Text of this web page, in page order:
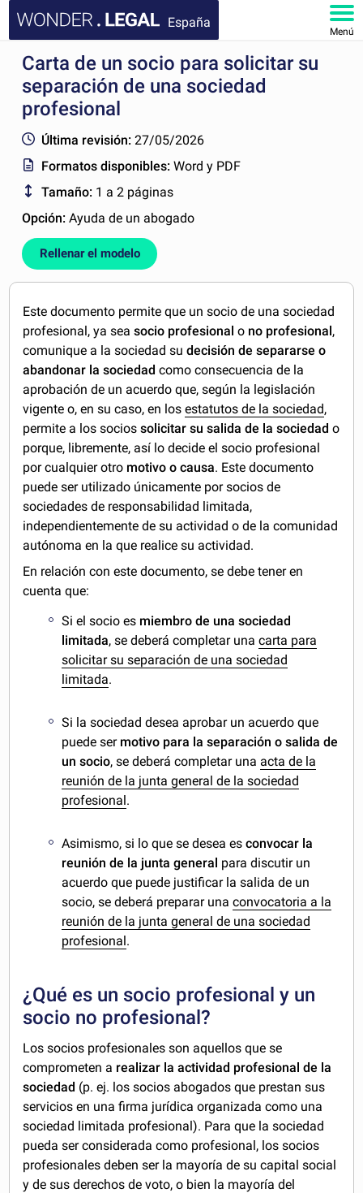
España
Menú
INICIO
DOCUMENTOS
FAQ
MI CUENTA
Carta de un socio para solicitar su
separación de una sociedad
profesional
Última revisión: 27/05/2026
Formatos disponibles:Word y PDF
Tamaño: 1 a 2 páginas
Opción:Ayuda de un abogado
Rellenar el modelo
Este documento permite que un socio de una sociedad
profesional, ya seasocio profesionalo no profesional ,
comunique a la sociedad sudecisión de separarse o
abandonar la sociedad como consecuencia de la
aprobación de un acuerdo que, según la legislación
vigente o, en su caso, en losestatutos de la sociedad,
permite a los socios solicitar su salida de la sociedad o
porque, libremente, así lo decide el socio profesional
por cualquier otro motivo o causa. Este documento
puede ser utilizado únicamente por socios de
sociedades de responsabilidad limitada,
independientemente de su actividad o de la comunidad
autónoma en la que realice su actividad.
En relación con este documento, se debe tener en
cuenta que:
Si el socio es miembro de una sociedad
limitada, se deberá completar unacarta para
solicitar su separación de una sociedad
limitada.
Si la sociedad desea aprobar un acuerdo que
puede ser motivo para la separación o salida de
un socio, se deberá completar una acta de la
reunión de la junta general de la sociedad
profesional.
Asimismo, si lo que se desea esconvocar la
reunión de la junta general para discutir un
acuerdo que puede justificar la salida de un
socio, se deberá preparar unaconvocatoria a la
reunión de la junta general de una sociedad
profesional.
¿Qué es un socio profesional y un
socio no profesional?
Los socios profesionales son aquellos que se
comprometen a realizar la actividad profesional de la
sociedad (p. ej. los socios abogados que prestan sus
servicios en una firma jurídica organizada como una
sociedad limitada profesional). Para que la sociedad
pueda ser considerada como profesional, los socios
profesionales deben ser la mayoría de su capital social
y de sus derechos de voto, o bien la mayoría del